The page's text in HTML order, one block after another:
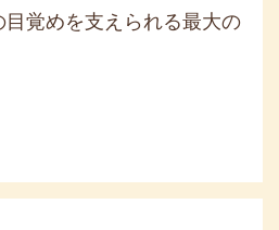
目覚めを支えられる最大の